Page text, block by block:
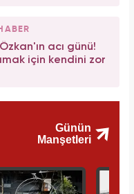
acı günü!
için kendini zor